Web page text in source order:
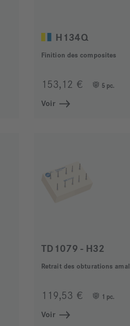
H134Q
Finition des composites
153,12 € 5 pc.
Voir
TD1079 - H32
119,53 € 1 pc.
Voir